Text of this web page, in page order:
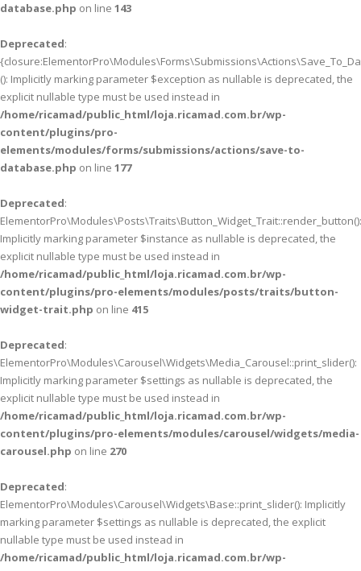
database.php on line 143
Deprecated:
(): Implicitly marking parameter $exception as nullable is deprecated, the
explicit nullable type must be used instead in
/home/ricamad/public_html/loja.ricamad.com.br/wp-
content/plugins/pro-
elements/modules/forms/submissions/actions/save-to-
database.php on line 177
Deprecated:
ElementorPro\Modules\Posts\Traits\Button_Widget_Trait::render_button():
Implicitly marking parameter $instance as nullable is deprecated, the
explicit nullable type must be used instead in
/home/ricamad/public_html/loja.ricamad.com.br/wp-
content/plugins/pro-elements/modules/posts/traits/button-
widget-trait.php on line 415
Deprecated:
ElementorPro\Modules\Carousel\Widgets\Media_Carousel::print_slider():
Implicitly marking parameter $settings as nullable is deprecated, the
explicit nullable type must be used instead in
/home/ricamad/public_html/loja.ricamad.com.br/wp-
content/plugins/pro-elements/modules/carousel/widgets/media-
carousel.php on line 270
Deprecated:
ElementorPro\Modules\Carousel\Widgets\Base::print_slider(): Implicitly
marking parameter $settings as nullable is deprecated, the explicit
nullable type must be used instead in
/home/ricamad/public_html/loja.ricamad.com.br/wp-